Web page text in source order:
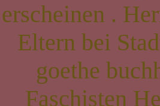
erscheinen .
Eltern bei
goethe
Faschisten